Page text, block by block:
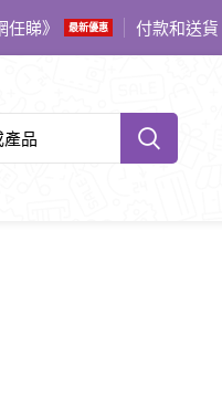
任睇》 最新優惠 付款和送貨